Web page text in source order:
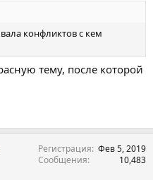
конфликтов с кем
тему, после которой
Регистрация Фев 5, 2019
Сообщения
10,483